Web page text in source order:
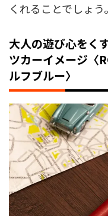
くれることでしょう。
大人の遊び心をく
ツカーイメージ〈
ルフブルー〉